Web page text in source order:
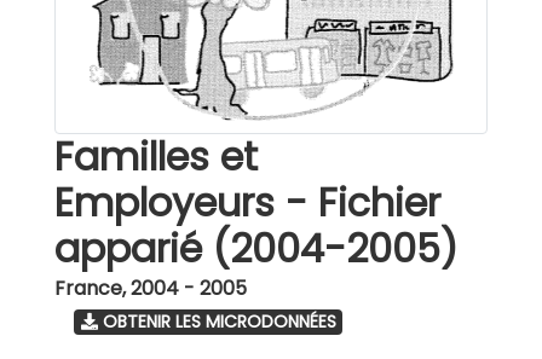
Familles et
Employeurs - Fichier
apparié (2004-2005)
France,2004 - 2005
OBTENIR LES MICRODONNÉES